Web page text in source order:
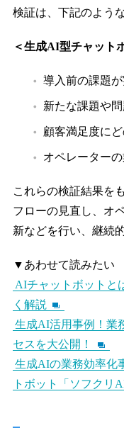
検証は、下記のよう
＜生成AI型チャット
導入前の課題
新たな課題や
顧客満足度に
オペレーター
これらの検証結果を
フローの見直し、オ
新などを行い、継続
▼あわせて読みたい
AIチャットボットと
く解説
生成AI活用事例！業
セスを大公開！
生成AIの業務効率化
トボット「ソフクリ